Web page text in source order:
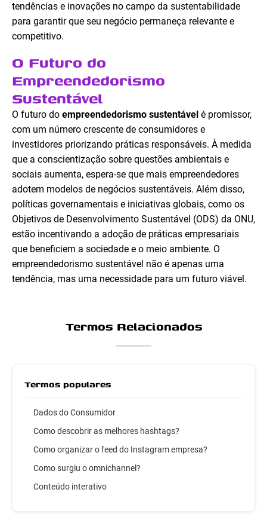
tendências e inovações no campo da sustentabilidade
para garantir que seu negócio permaneça relevante e
competitivo.
O Futuro do
Empreendedorismo
Sustentável
O futuro do empreendedorismo sustentável é promissor,
com um número crescente de consumidores e
investidores priorizando práticas responsáveis. À medida
que a conscientização sobre questões ambientais e
sociais aumenta, espera-se que mais empreendedores
adotem modelos de negócios sustentáveis. Além disso,
políticas governamentais e iniciativas globais, como os
Objetivos de Desenvolvimento Sustentável (ODS) da ONU,
estão incentivando a adoção de práticas empresariais
que beneficiem a sociedade e o meio ambiente. O
empreendedorismo sustentável não é apenas uma
tendência, mas uma necessidade para um futuro viável.
Termos Relacionados
Termos populares
Dados do Consumidor
Como descobrir as melhores hashtags?
Como organizar o feed do Instagram empresa?
Como surgiu o omnichannel?
Conteúdo interativo